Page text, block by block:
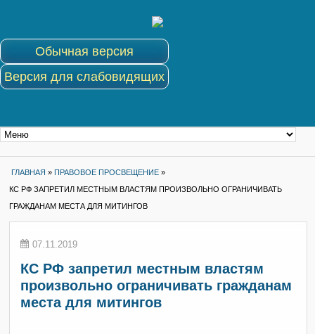
Обычная версия
Версия для слабовидящих
ГЛАВНАЯ » ПРАВОВОЕ ПРОСВЕЩЕНИЕ »
КС РФ ЗАПРЕТИЛ МЕСТНЫМ ВЛАСТЯМ ПРОИЗВОЛЬНО ОГРАНИЧИВАТЬ
ГРАЖДАНАМ МЕСТА ДЛЯ МИТИНГОВ
07.11.2019
КС РФ запретил местным властям
произвольно ограничивать гражданам
места для митингов